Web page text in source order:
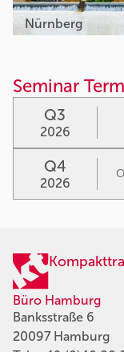
Nürnberg
Seminar
Q3
2026
Q4
2026
Büro Hamburg
Banksstraße 6
20097 Hamburg